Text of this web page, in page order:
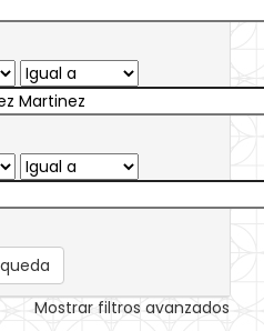
Mostrar filtros avanzados